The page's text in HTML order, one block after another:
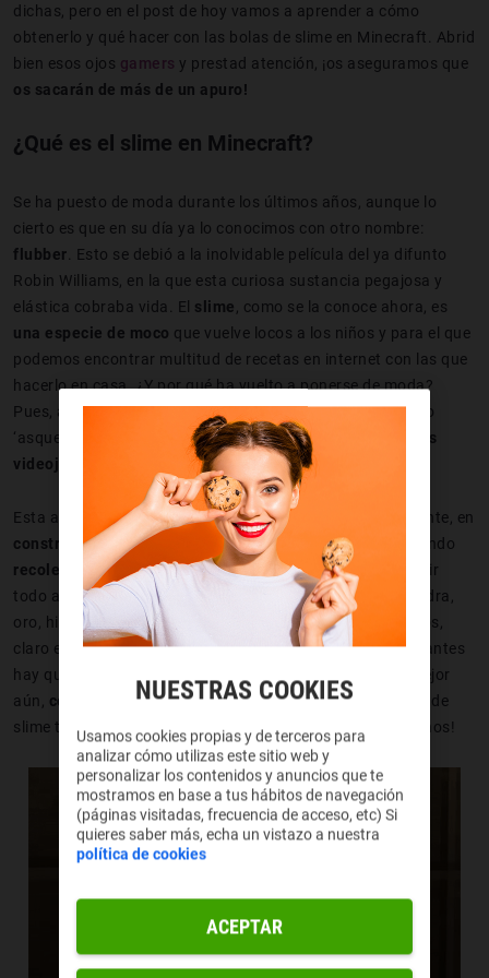
dichas, pero en el post de hoy vamos a aprender a cómo
obtenerlo y qué hacer con las bolas de slime en Minecraft. Abrid
bien esos ojos gamers y prestad atención, ¡os aseguramos que
os sacarán de más de un apuro!
¿Qué es el slime en Minecraft?
Se ha puesto de moda durante los últimos años, aunque lo
cierto es que en su día ya lo conocimos con otro nombre:
flubber . Esto se debió a la inolvidable película del ya difunto
Robin Williams, en la que esta curiosa sustancia pegajosa y
elástica cobraba vida. El slime , como se la conoce ahora, es
una especie de moco que vuelve locos a los niños y para el que
podemos encontrar multitud de recetas en internet con las que
hacerlo en casa. ¿Y por qué ha vuelto a ponerse de moda?
Pues, además de porque a los infantes les encanta todo lo
‘asquerosito’... porque podemos encontrarlo en
uno de los
videojuegos más jugadosde los últimos años:
Esta aventura de mundo abierto nos convierte, básicamente, en
constructores . ¿El objetivo? Viajar alrededor de dicho mundo
recolectando materias primascon las que poder construir
todo aquello que se nos ocurra. ¿Cómo? Con madera, piedra,
oro, hierro, arcilla y un sinfín de materiales más. Entre ellos,
claro está, se encuentra elslime, aunque para obtenerlo antes
hay que saber
. O mejor
aún, cómo conseguir bolas de slime, ¡porque los bloques de
slime tenemos que construirlos con nuestras propias manos!
NUESTRAS COOKIES
Usamos cookies propias y de terceros para
analizar cómo utilizas este sitio web y
personalizar los contenidos y anuncios que te
mostramos en base a tus hábitos de navegación
(páginas visitadas, frecuencia de acceso, etc) Si
quieres saber más, echa un vistazo a nuestra
política de cookies
ACEPTAR